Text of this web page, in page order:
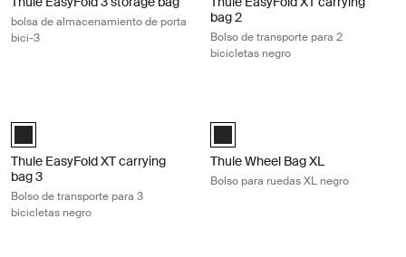
bolsa de almacenamiento de porta
bici-3
bag 2
Bolso de transporte para 2
bicicletas negro
Black (selected)
Thule EasyFold XT carrying
bag 3
Bolso de transporte para 3
bicicletas negro
Thule Wheel Bag XL Negro
Thule Wheel Bag XL
Bolso para ruedas XL negro